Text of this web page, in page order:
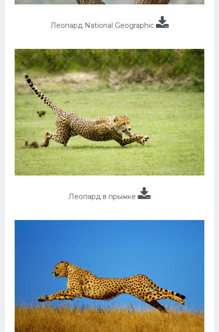
Леопард National Geographic
Леопард в прыжке